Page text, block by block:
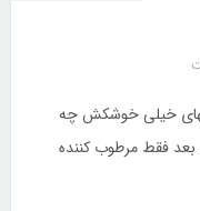
خیلی خوشکش چه
فقط مرطوب کننده